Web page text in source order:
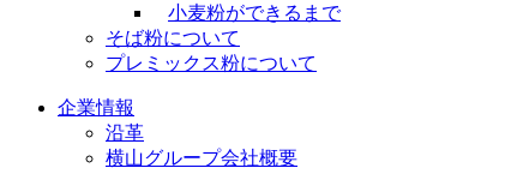
小麦粉ができるまで
そば粉について
プレミックス粉について
企業情報
沿革
横山グループ会社概要